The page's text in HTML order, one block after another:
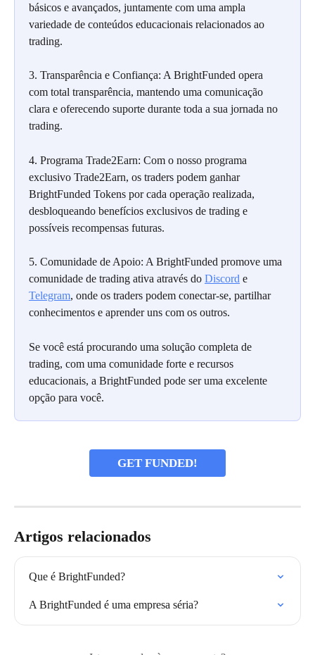
básicos e avançados, juntamente com uma ampla
variedade de conteúdos educacionais relacionados ao
trading.
3. Transparência e Confiança: A BrightFunded opera
com total transparência, mantendo uma comunicação
clara e oferecendo suporte durante toda a sua jornada no
trading.
4. Programa Trade2Earn: Com o nosso programa
exclusivo Trade2Earn, os traders podem ganhar
BrightFunded Tokens por cada operação realizada,
desbloqueando benefícios exclusivos de trading e
possíveis recompensas futuras.
5. Comunidade de Apoio: A BrightFunded promove uma
comunidade de trading ativa através do Discord e
Telegram, onde os traders podem conectar-se, partilhar
conhecimentos e aprender uns com os outros.
Se você está procurando uma solução completa de
trading, com uma comunidade forte e recursos
educacionais, a BrightFunded pode ser uma excelente
opção para você.
GET FUNDED!
Artigos relacionados
Que é BrightFunded?
A BrightFunded é uma empresa séria?